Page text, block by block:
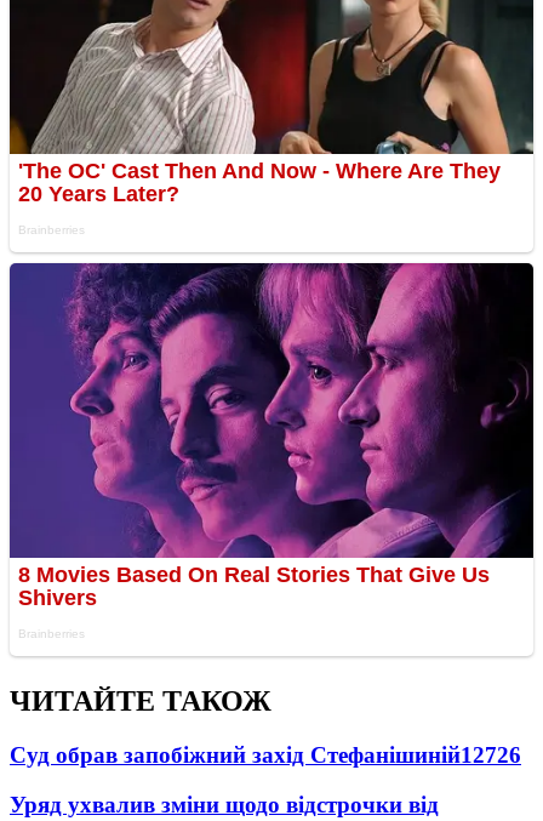
ЧИТАЙТЕ ТАКОЖ
Суд обрав запобіжний захід Стефанішиній12726
Уряд ухвалив зміни щодо відстрочки від